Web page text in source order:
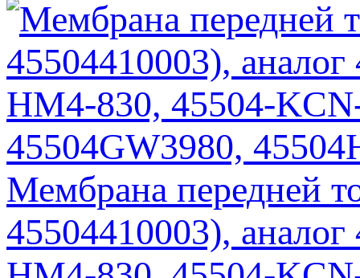
Мембрана передней
45504410003),